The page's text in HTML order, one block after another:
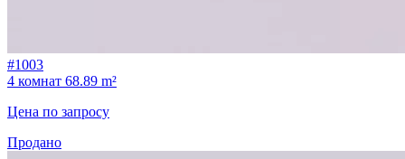
#1003
4 комнат 68.89 m²
Цена по запросу
Продано